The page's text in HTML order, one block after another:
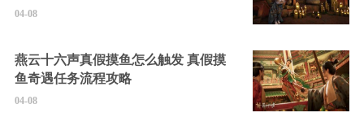
04-08
燕云十六声真假摸鱼怎么触发 真假摸
鱼奇遇任务流程攻略
04-08